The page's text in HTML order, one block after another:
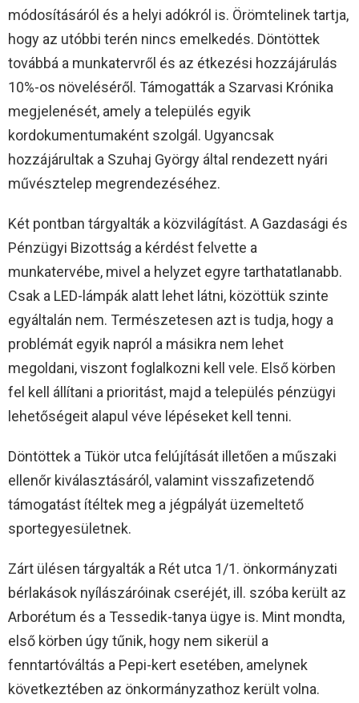
módosításáról és a helyi adókról is. Örömtelinek tartja,
hogy az utóbbi terén nincs emelkedés. Döntöttek
továbbá a munkatervről és az étkezési hozzájárulás
10%-os növeléséről. Támogatták a Szarvasi Krónika
megjelenését, amely a település egyik
kordokumentumaként szolgál. Ugyancsak
hozzájárultak a Szuhaj György által rendezett nyári
művésztelep megrendezéséhez.
Két pontban tárgyalták a közvilágítást. A Gazdasági és
Pénzügyi Bizottság a kérdést felvette a
munkatervébe, mivel a helyzet egyre tarthatatlanabb.
Csak a LED-lámpák alatt lehet látni, közöttük szinte
egyáltalán nem. Természetesen azt is tudja, hogy a
problémát egyik napról a másikra nem lehet
megoldani, viszont foglalkozni kell vele. Első körben
fel kell állítani a prioritást, majd a település pénzügyi
lehetőségeit alapul véve lépéseket kell tenni.
Döntöttek a Tükör utca felújítását illetően a műszaki
ellenőr kiválasztásáról, valamint visszafizetendő
támogatást ítéltek meg a jégpályát üzemeltető
sportegyesületnek.
Zárt ülésen tárgyalták a Rét utca 1/1. önkormányzati
bérlakások nyílászáróinak cseréjét, ill. szóba került az
Arborétum és a Tessedik-tanya ügye is. Mint mondta,
első körben úgy tűnik, hogy nem sikerül a
fenntartóváltás a Pepi-kert esetében, amelynek
következtében az önkormányzathoz került volna.